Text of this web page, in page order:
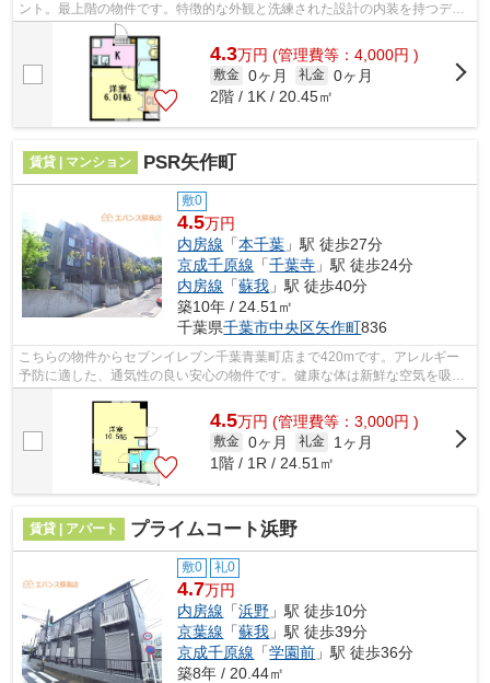
ント。最上階の物件です。特徴的な外観と洗練された設計の内装を持つデザ
イナーズ。こだわりポイント満載のBRIX...
4.3万円 (管理費等：4,000円 )
敷金 0ヶ月 礼金 0ヶ月
2階 / 1K / 20.45㎡
賃貸 | マンション PSR矢作町
敷0
4.5万円
内房線 「本千葉 」駅 徒歩27分
京成千原線 「千葉寺 」駅 徒歩24分
内房線 「蘇我 」駅 徒歩40分
築10年 / 24.51㎡
千葉県千葉市中央区矢作町836
こちらの物件からセブンイレブン千葉青葉町店まで420mです。アレルギー
予防に適した、通気性の良い安心の物件です。健康な体は新鮮な空気を吸う
4.5万円 (管理費等：3,000円 )
敷金 0ヶ月 礼金
1ヶ月
1階 / 1R / 24.51㎡
賃貸 | アパート プライムコート浜野
敷0 礼0
4.7万円
内房線 「浜野 」駅 徒歩10分
京葉線 「蘇我 」駅 徒歩39分
京成千原線 「学園前 」駅 徒歩36分
築8年 / 20.44㎡